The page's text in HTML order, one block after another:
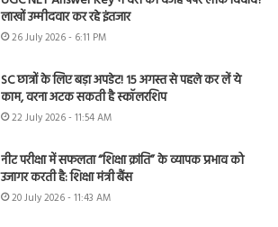
लाखों उम्मीदवार कर रहे इंतजार
26 July 2026 - 6:11 PM
SC छात्रों के लिए बड़ा अपडेट! 15 अगस्त से पहले कर लें ये
काम, वरना अटक सकती है स्कॉलरशिप
22 July 2026 - 11:54 AM
नीट परीक्षा में सफलता “शिक्षा क्रांति” के व्यापक प्रभाव को
उजागर करती है: शिक्षा मंत्री बैंस
20 July 2026 - 11:43 AM